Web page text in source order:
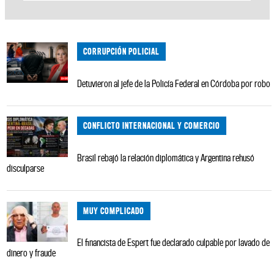
CORRUPCIÓN POLICIAL
Detuvieron al jefe de la Policía Federal en Córdoba por robo
CONFLICTO INTERNACIONAL Y COMERCIO
Brasil rebajó la relación diplomática y Argentina rehusó
disculparse
MUY COMPLICADO
El financista de Espert fue declarado culpable por lavado de
dinero y fraude